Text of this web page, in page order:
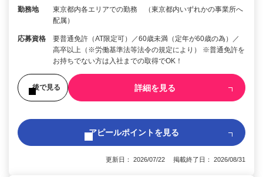
勤務地
東京都内各エリアでの勤務 （東京都内いずれかの事業所へ
配属）
応募資格
要普通免許（AT限定可）／60歳未満（定年が60歳の為）／
高卒以上（※労働基準法等法令の規定により） ※普通免許を
お持ちでない方は入社までの取得でOK！
後で見る 詳細を見る
アピールポイントを見る
更新日： 2026/07/22 掲載終了日： 2026/08/31